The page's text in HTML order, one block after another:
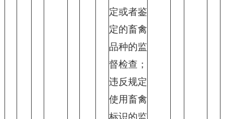
定或者鉴
定的畜禽
品种的监
督检查；
违反规定
使用畜禽
标识的监